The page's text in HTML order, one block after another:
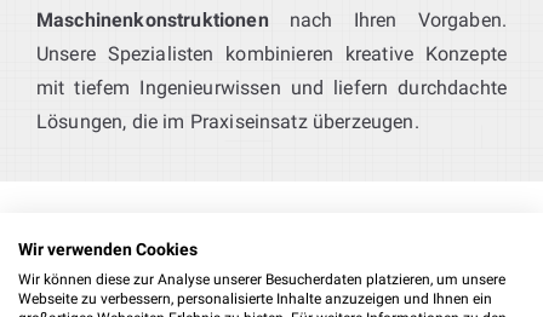
Maschinenkonstruktionennach Ihren Vorgaben.
Unsere Spezialisten kombinieren kreative Konzepte
mit tiefem Ingenieurwissen und liefern durchdachte
Lösungen, die im Praxiseinsatz überzeugen.
Wir verwenden Cookies
Wir können diese zur Analyse unserer Besucherdaten platzieren, um unsere
Webseite zu verbessern, personalisierte Inhalte anzuzeigen und Ihnen ein